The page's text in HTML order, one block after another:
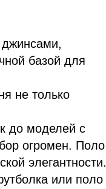
джинсами,
базой для
не только
до моделей с
огромен. Поло
элегантности.
или поло